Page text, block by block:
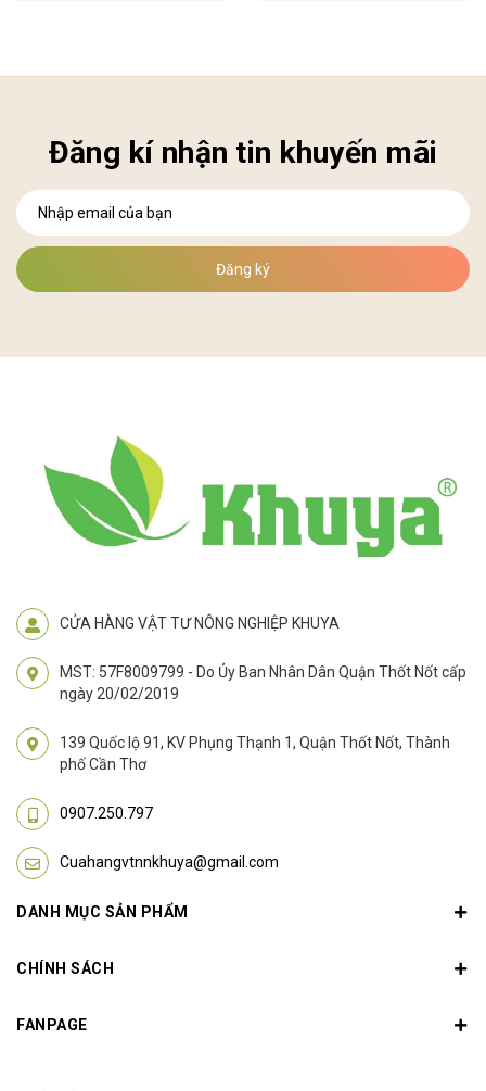
Đăng kí nhận tin khuyến mãi
Đăng ký
CỬA HÀNG VẬT TƯ NÔNG NGHIỆP KHUYA
MST: 57F8009799 - Do Ủy Ban Nhân Dân Quận Thốt Nốt cấp
ngày 20/02/2019
139 Quốc lộ 91, KV Phụng Thạnh 1, Quận Thốt Nốt, Thành
phố Cần Thơ
0907.250.797
Cuahangvtnnkhuya@gmail.com
DANH MỤC SẢN PHẨM
CHÍNH SÁCH
FANPAGE